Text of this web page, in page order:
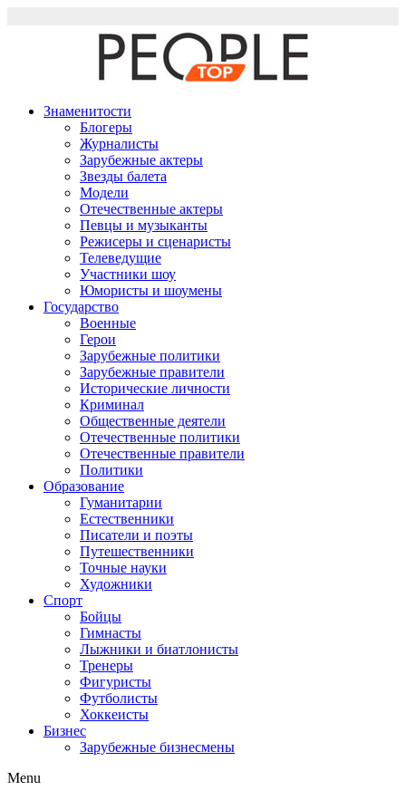
Знаменитости
Блогеры
Журналисты
Зарубежные актеры
Звезды балета
Модели
Отечественные актеры
Певцы и музыканты
Режисеры и сценаристы
Телеведущие
Участники шоу
Юмористы и шоумены
Государство
Военные
Герои
Зарубежные политики
Зарубежные правители
Исторические личности
Криминал
Общественные деятели
Отечественные политики
Отечественные правители
Политики
Образование
Гуманитарии
Естественники
Писатели и поэты
Путешественники
Точные науки
Художники
Спорт
Бойцы
Гимнасты
Лыжники и биатлонисты
Тренеры
Фигуристы
Футболисты
Хоккеисты
Бизнес
Зарубежные бизнесмены
Menu